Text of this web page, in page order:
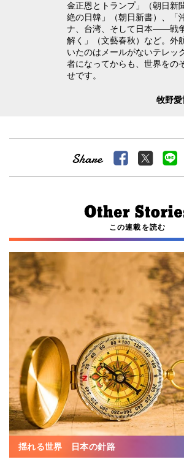
金正恩とトランプ」（朝日新
絶の日韓」（朝日新書）、
ナ、台湾、そして日本――戦
解く」（文藝春秋）など。外
いたのはメールがないテレッ
者になってからも、世界をの
せです。
牧野
この連載を読む
揺れる世界 日本の針路